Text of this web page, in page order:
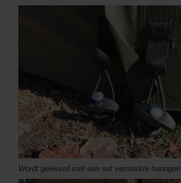
Wordt geleverd met een set versterkte haringen